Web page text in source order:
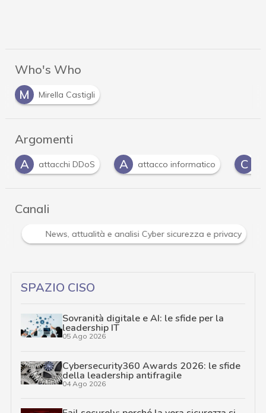
Who's Who
M
Mirella Castigli
Argomenti
A
attacco informatico C cyber attack C
Canali
Attacchi hacker e Malware: le ultime news in tempo
SPAZIO CISO
Sovranità digitale e AI: le sfide per la
leadership IT
05 Ago 2026
Cybersecurity360 Awards 2026: le sfide
della leadership antifragile
04 Ago 2026